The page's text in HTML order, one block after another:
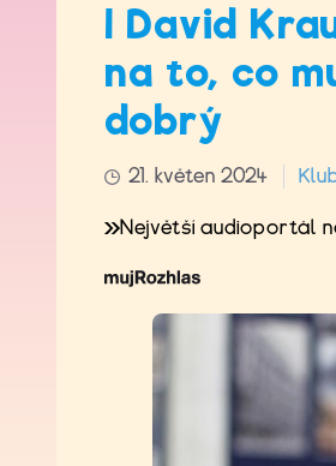
I David
na to, co
dobrý
21. květen 2024
Největší audioportál